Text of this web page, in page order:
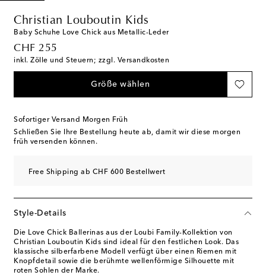
Christian Louboutin Kids
Baby Schuhe Love Chick aus Metallic-Leder
CHF 255
original price
inkl. Zölle und Steuern; zzgl. Versandkosten
Größe wählen
Sofortiger Versand Morgen Früh
Schließen Sie Ihre Bestellung heute ab, damit wir diese morgen
früh versenden können.
Free Shipping ab CHF 600 Bestellwert
Style-Details
Die Love Chick Ballerinas aus der Loubi Family-Kollektion von
Christian Louboutin Kids sind ideal für den festlichen Look. Das
klassische silberfarbene Modell verfügt über einen Riemen mit
Knopfdetail sowie die berühmte wellenförmige Silhouette mit
roten Sohlen der Marke.